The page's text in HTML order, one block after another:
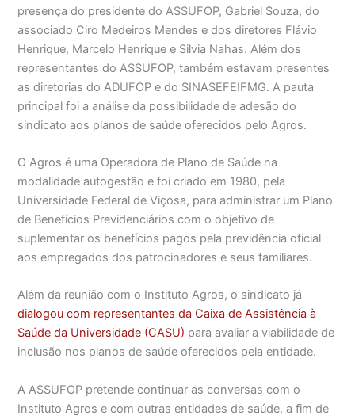
presença do presidente do ASSUFOP, Gabriel Souza, do
associado Ciro Medeiros Mendes e dos diretores Flávio
Henrique, Marcelo Henrique e Silvia Nahas. Além dos
representantes do ASSUFOP, também estavam presentes
as diretorias do ADUFOP e do SINASEFEIFMG. A pauta
principal foi a análise da possibilidade de adesão do
sindicato aos planos de saúde oferecidos pelo Agros.
O Agros é uma Operadora de Plano de Saúde na
modalidade autogestão e foi criado em 1980, pela
Universidade Federal de Viçosa, para administrar um Plano
de Benefícios Previdenciários com o objetivo de
suplementar os benefícios pagos pela previdência oficial
aos empregados dos patrocinadores e seus familiares.
Além da reunião com o Instituto Agros, o sindicato já
dialogou com representantes da Caixa de Assistência à
Saúde da Universidade (CASU) para avaliar a viabilidade de
inclusão nos planos de saúde oferecidos pela entidade.
A ASSUFOP pretende continuar as conversas com o
Instituto Agros e com outras entidades de saúde, a fim de